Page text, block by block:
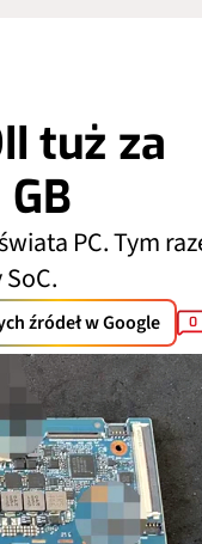
tuż za
PC. Tym
źródeł w Google 0